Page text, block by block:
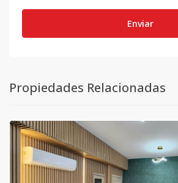
Enviar
Propiedades Relacionadas